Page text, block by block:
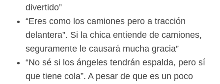
divertido”
“Eres como los camiones pero a tracción
delantera”. Si la chica entiende de camiones,
seguramente le causará mucha gracia”
“No sé si los ángeles tendrán espalda, pero sí
que tiene cola”. A pesar de que es un poco